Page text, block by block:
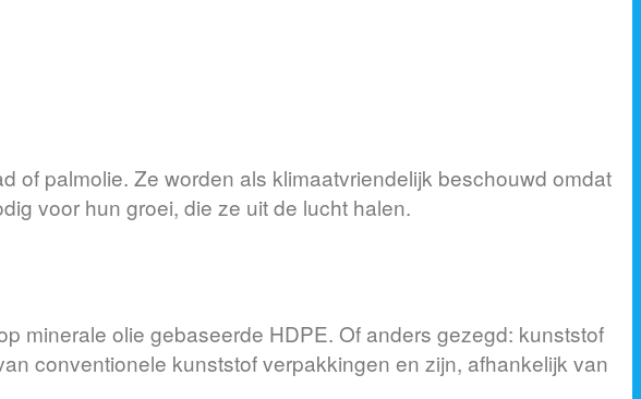
of palmolie. Ze worden als klimaatvriendelijk beschouwd omdat
voor hun groei, die ze uit de lucht halen.
minerale olie gebaseerde HDPE. Of anders gezegd: kunststof
conventionele kunststof verpakkingen en zijn, afhankelijk van